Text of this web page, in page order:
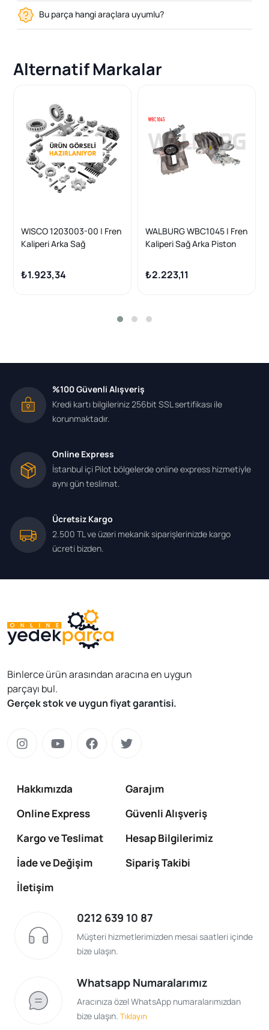
Bu parça hangi araçlara uyumlu?
Alternatif Markalar
WISCO 1203003-00 | Fren
Kaliperi Arka Sağ
1.6Tdı 03 >
₺1.923,34
WALBURG WBC1045 | Fren
Kaliperi Sağ Arka Piston
VI 1.6 TDI 2003-2013 /
Jetta IV 1.6 TDI 2011-/ A3
Yeti 1.6 TDI 2009-/
₺2.223,11
%100 Güvenli Alışveriş
Kredi kartı bilgileriniz 256bit SSL sertifikası ile
korunmaktadır.
Online Express
İstanbul içi Pilot bölgelerde online express hizmetiyle
aynı gün teslimat.
Ücretsiz Kargo
2.500 TL ve üzeri mekanik siparişlerinizde kargo
ücreti bizden.
Binlerce ürün arasından aracına en uygun
parçayı bul.
Gerçek stok ve uygun fiyat garantisi.
Hakkımızda
Garajım
Online Express
Güvenli Alışveriş
Kargo ve Teslimat
Hesap Bilgilerimiz
İade ve Değişim
Sipariş Takibi
İletişim
0212 639 10 87
Müşteri hizmetlerimizden mesai saatleri içinde
bize ulaşın.
Whatsapp Numaralarımız
Aracınıza özel WhatsApp numaralarımızdan
bize ulaşın. Tıklayın